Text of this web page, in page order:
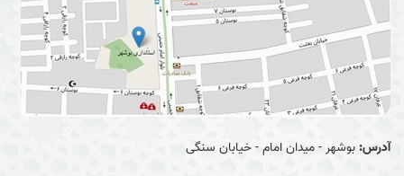
آدرس: بوشهر - میدان امام - خیابان سنگی